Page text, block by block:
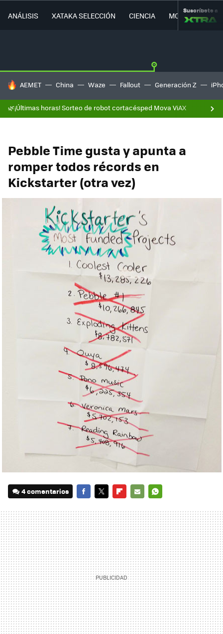
ANÁLISIS XATAKA SELECCIÓN CIENCIA MOVILIDAD
Suscríbete a
HOY SE HABLA DE
AEMET China Waze Fallout Generación Z
🌿¡Últimas horas! Sorteo de robot cortacésped Mova ViAX
Pebble Time gusta y apunta a
romper todos récords en
Kickstarter (otra vez)
4 comentarios
MAIL